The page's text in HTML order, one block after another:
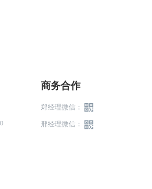
商务合作
郑经理微信：
邢经理微信：